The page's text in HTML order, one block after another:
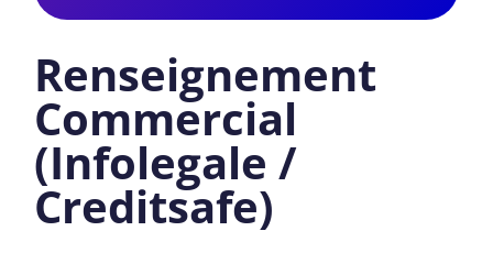
Renseignement
Commercial
(Infolegale /
Creditsafe)